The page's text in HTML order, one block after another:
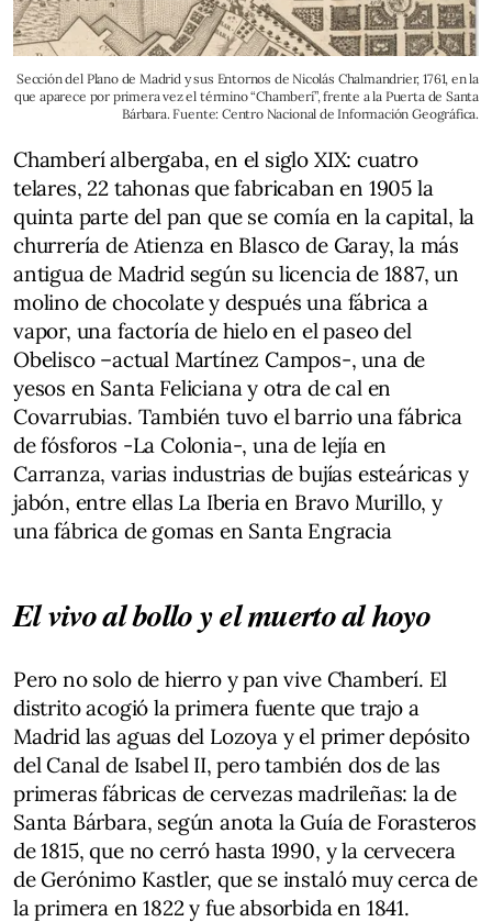
Sección del Plano de Madrid y sus Entornos de Nicolás Chalmandrier, 1761, en la
que aparece por primera vez el término “Chamberí”, frente a la Puerta de Santa
Bárbara. Fuente: Centro Nacional de Información Geográfica.
Chamberí albergaba, en el siglo XIX: cuatro
telares, 22 tahonas que fabricaban en 1905 la
quinta parte del pan que se comía en la capital, la
churrería de Atienza en Blasco de Garay, la más
antigua de Madrid según su licencia de 1887, un
molino de chocolate y después una fábrica a
vapor, una factoría de hielo en el paseo del
Obelisco –actual Martínez Campos-, una de
yesos en Santa Feliciana y otra de cal en
Covarrubias. También tuvo el barrio una fábrica
de fósforos -La Colonia-, una de lejía en
Carranza, varias industrias de bujías esteáricas y
jabón, entre ellas La Iberia en Bravo Murillo, y
una fábrica de gomas en Santa Engracia
El vivo al bollo y el muerto al hoyo
Pero no solo de hierro y pan vive Chamberí. El
distrito acogió la primera fuente que trajo a
Madrid las aguas del Lozoya y el primer depósito
del Canal de Isabel II, pero también dos de las
primeras fábricas de cervezas madrileñas: la de
Santa Bárbara, según anota la Guía de Forasteros
de 1815, que no cerró hasta 1990, y la cervecera
de Gerónimo Kastler, que se instaló muy cerca de
la primera en 1822 y fue absorbida en 1841.